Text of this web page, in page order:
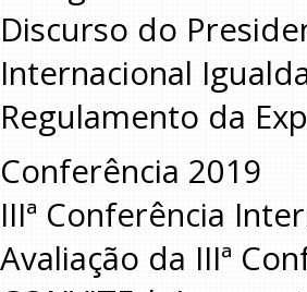
Discurso do
Internacional
Regulamento da
Conferência 2019
IIIª Conferência
Avaliação da IIIª